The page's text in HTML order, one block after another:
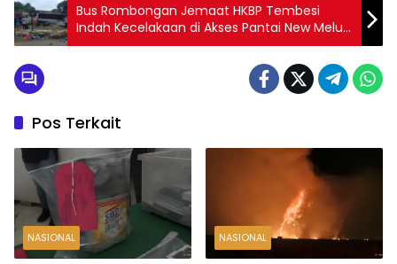
Bus Rombongan Jemaat HKBP Tembesi
Indah Kecelakaan di Akses Pantai New Melur,
1 Meninggal Dunia
Pos Terkait
NASIONAL NASIONAL